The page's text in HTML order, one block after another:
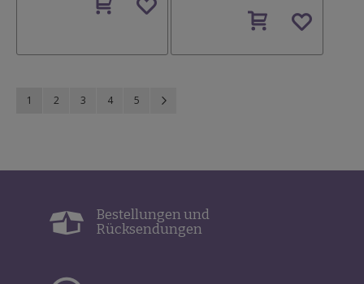
den
den
Seite
Sie lesen gerade Seite
1 Seite
2 Seite
3 Seite
4 Seite
5
Bestellungen und
Rücksendungen